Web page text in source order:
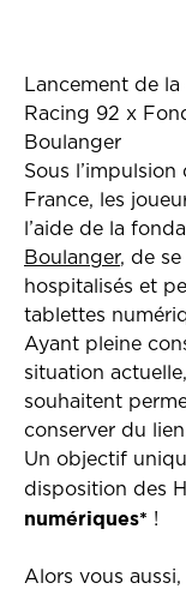
Lancement de
Racing 92 x
Boulanger
Sous
France, les
l’aide de la
Boulanger, de
hospitalisés et
tablettes
Ayant pleine
situation
souhaitent
conserver du
Un objectif
disposition des
numériques* !
Alors vous